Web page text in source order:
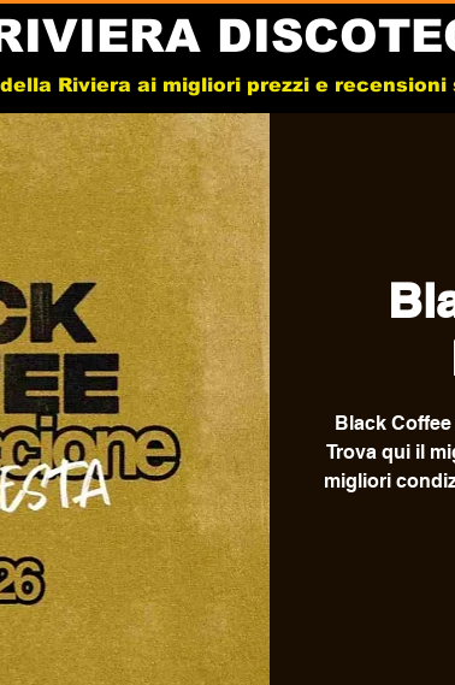
Riviera ai migliori prezzi e
Black
Trova qui il
migliori